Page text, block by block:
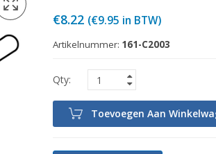
€8.22 (€9.95 in BTW)
Artikelnummer: 161-C2003
Toevoegen Aan